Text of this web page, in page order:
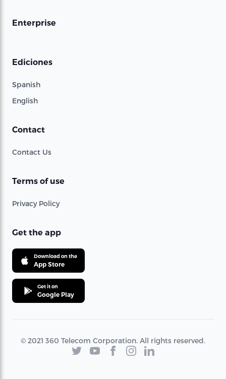
Enterprise
Ediciones
Spanish
English
Contact
Contact Us
Terms of use
Privacy Policy
Get the app
Download on the
App Store
Get it on
Google Play
© 2021 360 Telecom Corporation. All rights reserved.